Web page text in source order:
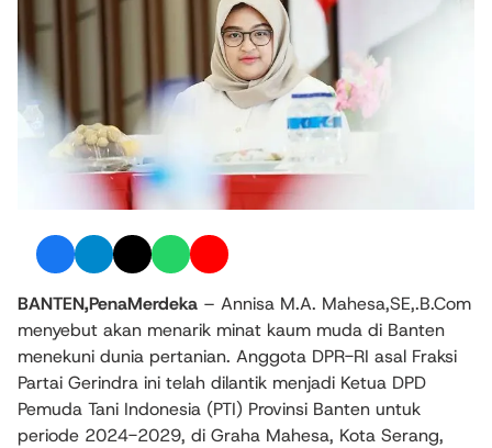
BANTEN,PenaMerdeka – Annisa M.A. Mahesa,SE,.B.Com
menyebut akan menarik minat kaum muda di Banten
menekuni dunia pertanian. Anggota DPR-RI asal Fraksi
Partai Gerindra ini telah dilantik menjadi Ketua DPD
Pemuda Tani Indonesia (PTI) Provinsi Banten untuk
periode 2024-2029, di Graha Mahesa, Kota Serang,